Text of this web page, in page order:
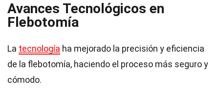
Avances Tecnológicos en
Flebotomía
La tecnología ha mejorado la precisión y eficiencia
de la flebotomía, haciendo el proceso más seguro y
cómodo.